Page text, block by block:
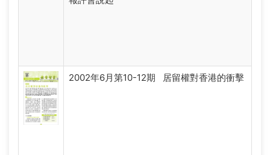
2002年6月第10-12期 居留權對香港的衝擊